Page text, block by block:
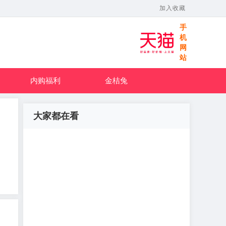
加入收藏
手
机
网
站
内购福利 金桔兔
大家都在看